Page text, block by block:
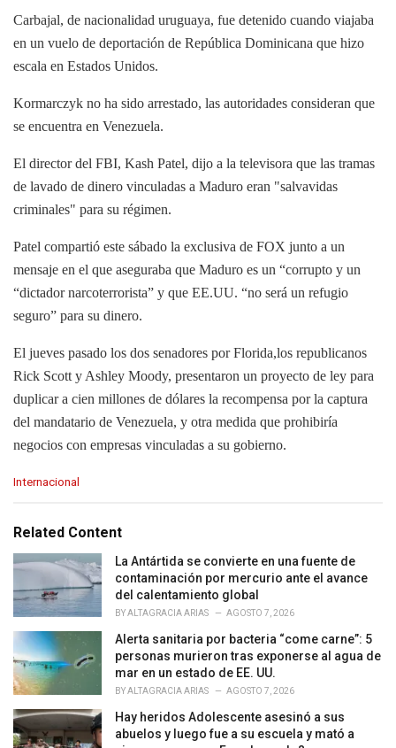
Carbajal, de nacionalidad uruguaya, fue detenido cuando viajaba
en un vuelo de deportación de República Dominicana que hizo
escala en Estados Unidos.
Kormarczyk no ha sido arrestado, las autoridades consideran que
se encuentra en Venezuela.
El director del FBI, Kash Patel, dijo a la televisora que las tramas
de lavado de dinero vinculadas a Maduro eran "salvavidas
criminales" para su régimen.
Patel compartió este sábado la exclusiva de FOX junto a un
mensaje en el que aseguraba que Maduro es un “corrupto y un
“dictador narcoterrorista” y que EE.UU. “no será un refugio
seguro” para su dinero.
El jueves pasado los dos senadores por Florida,los republicanos
Rick Scott y Ashley Moody, presentaron un proyecto de ley para
duplicar a cien millones de dólares la recompensa por la captura
del mandatario de Venezuela, y otra medida que prohibiría
negocios con empresas vinculadas a su gobierno.
C
e
o
i
Internacional
Related Content
La Antártida se convierte en una fuente de
contaminación por mercurio ante el avance
del calentamiento global
BYALTAGRACIA ARIAS AGOSTO 7, 2026
Alerta sanitaria por bacteria “come carne”: 5
personas murieron tras exponerse al agua de
mar en un estado de EE. UU.
BYALTAGRACIA ARIAS AGOSTO 7, 2026
Hay heridos Adolescente asesinó a sus
abuelos y luego fue a su escuela y mató a